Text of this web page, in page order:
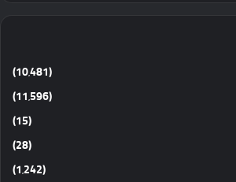
(10٬481)
(11٬596)
(15)
(28)
(1٬242)